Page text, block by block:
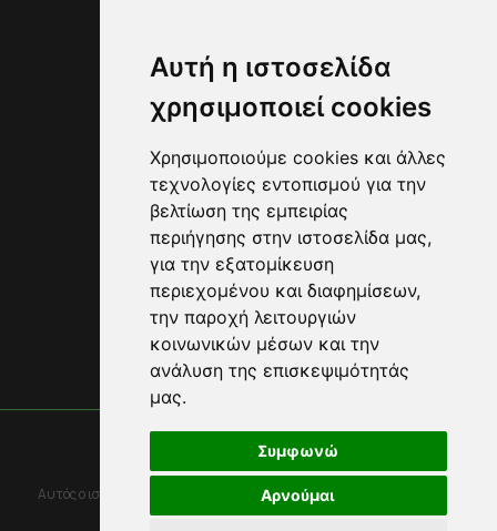
Αυτή η ιστοσελίδα
χρησιμοποιεί cookies
Χρησιμοποιούμε cookies και άλλες
τεχνολογίες εντοπισμού για την
βελτίωση της εμπειρίας
περιήγησης στην ιστοσελίδα μας,
για την εξατομίκευση
περιεχομένου και διαφημίσεων,
την παροχή λειτουργιών
κοινωνικών μέσων και την
ανάλυση της επισκεψιμότητάς
μας.
Συμφωνώ
Αρνούμαι
Blog
Διανομές
FAQ
Επικοινωνία
Πληροφορίες
Όροι Χρήσης
Πολιτική Απορρήτου
Πολιτική Cookies
Cookies preferences
Ακολουθήστε μας
Πίσω στην κορυφή
© 2023 do-eat.gr
by NetPlanet
Αυτός ο ιστότοπος προστατεύεται από το reCAPTCHA και την Google
Πολιτική ΑπορρήτουandΌροι χρήσηςισχύουν.